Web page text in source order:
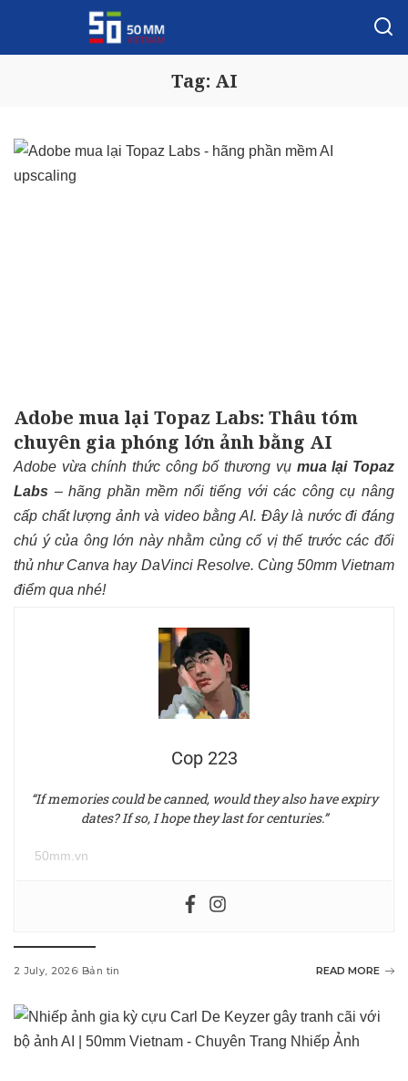
Tag: AI
Adobe mua lại Topaz Labs: Thâu tóm
chuyên gia phóng lớn ảnh bằng AI
Adobe vừa chính thức công bố thương vụ mua lại Topaz
Labs – hãng phần mềm nổi tiếng với các công cụ nâng
cấp chất lượng ảnh và video bằng AI. Đây là nước đi đáng
chú ý của ông lớn này nhằm củng cố vị thế trước các đối
thủ như Canva hay DaVinci Resolve. Cùng 50mm Vietnam
điểm qua nhé!
Cop 223
“If memories could be canned, would they also have expiry
dates? If so, I hope they last for centuries.”
50mm.vn
2 July, 2026 Bản tin READ MORE